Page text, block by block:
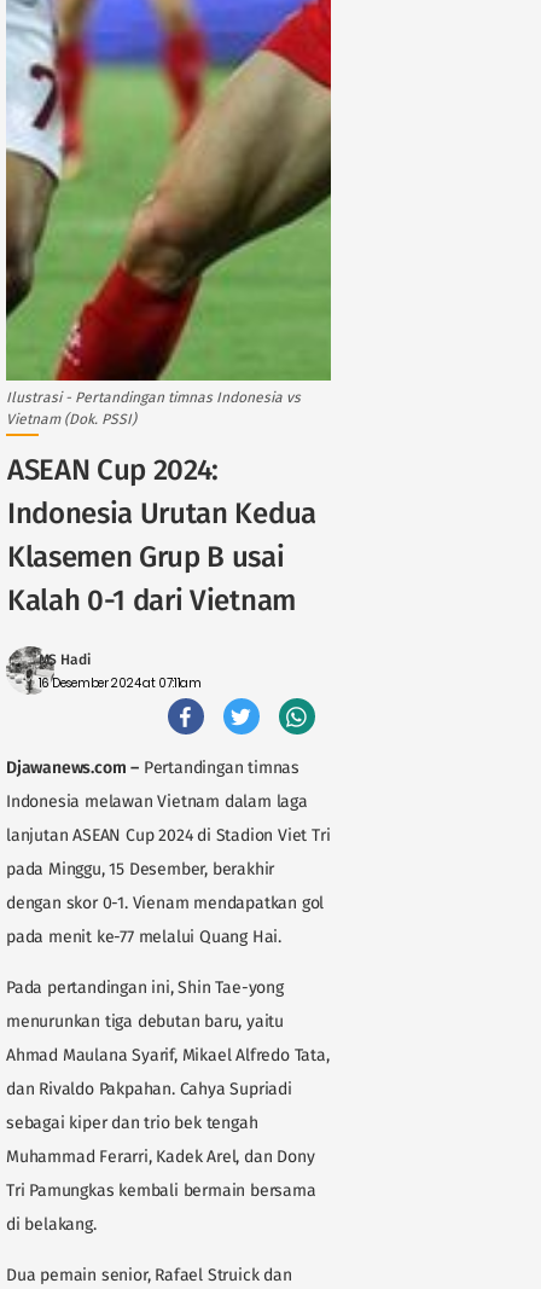
Ilustrasi - Pertandingan timnas Indonesia vs
Vietnam (Dok. PSSI)
ASEAN Cup 2024:
Indonesia Urutan Kedua
Klasemen Grup B usai
Kalah 0-1 dari Vietnam
MS Hadi
16 Desember 2024 at 07:11am
Djawanews.com – Pertandingan timnas
Indonesia melawan Vietnam dalam laga
lanjutan ASEAN Cup 2024 di Stadion Viet Tri
pada Minggu, 15 Desember, berakhir
dengan skor 0-1. Vienam mendapatkan gol
pada menit ke-77 melalui Quang Hai.
Pada pertandingan ini, Shin Tae-yong
menurunkan tiga debutan baru, yaitu
Ahmad Maulana Syarif, Mikael Alfredo Tata,
dan Rivaldo Pakpahan. Cahya Supriadi
sebagai kiper dan trio bek tengah
Muhammad Ferarri, Kadek Arel, dan Dony
Tri Pamungkas kembali bermain bersama
di belakang.
Dua pemain senior, Rafael Struick dan